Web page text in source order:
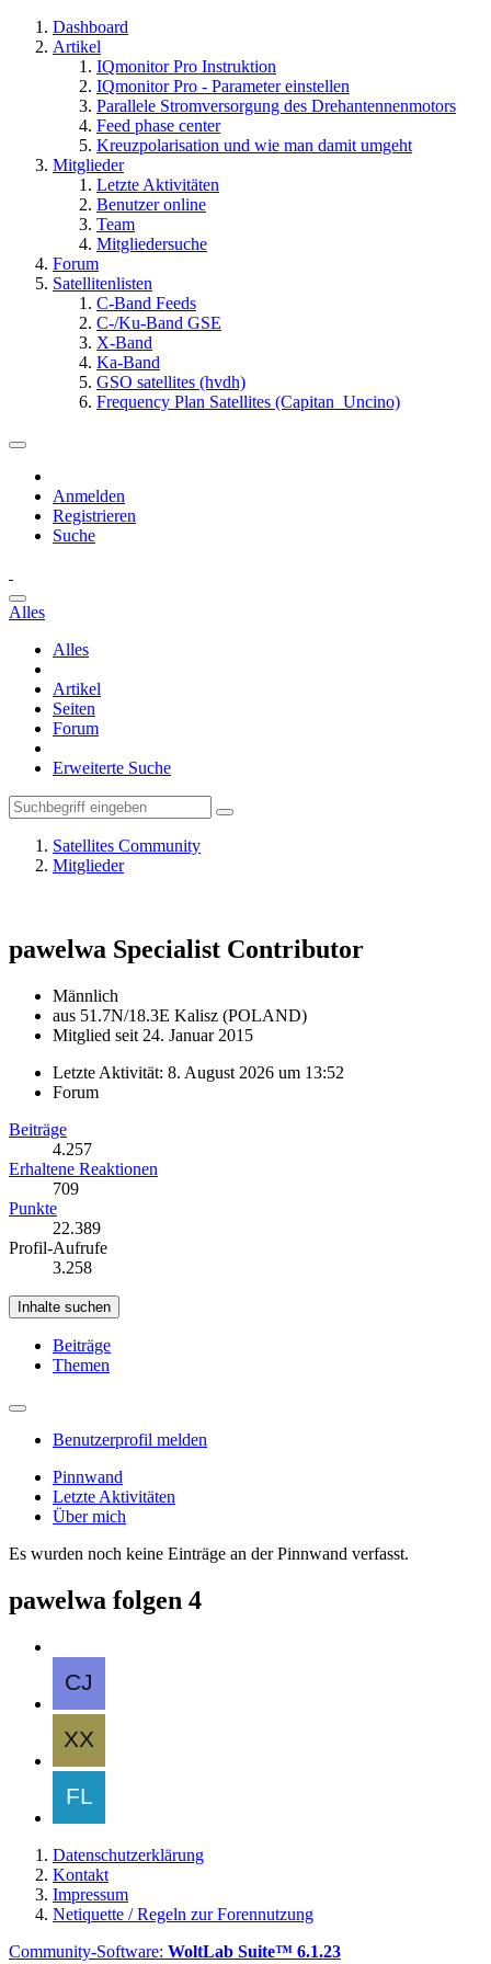
Dashboard
Artikel
IQmonitor Pro Instruktion
IQmonitor Pro - Parameter einstellen
Parallele Stromversorgung des Drehantennenmotors
Feed phase center
Kreuzpolarisation und wie man damit umgeht
Mitglieder
Letzte Aktivitäten
Benutzer online
Team
Mitgliedersuche
Forum
Satellitenlisten
C-Band Feeds
C-/Ku-Band GSE
X-Band
Ka-Band
GSO satellites (hvdh)
Frequency Plan Satellites (Capitan_Uncino)
Anmelden
Registrieren
Suche
Alles
Alles
Artikel
Seiten
Forum
Erweiterte Suche
Satellites Community
Mitglieder
pawelwa Specialist Contributor
Männlich
aus 51.7N/18.3E Kalisz (POLAND)
Mitglied seit 24. Januar 2015
Letzte Aktivität: 8. August 2026 um 13:52
Forum
Beiträge
4.257
Erhaltene Reaktionen
709
Punkte
22.389
Profil-Aufrufe
3.258
Inhalte suchen
Beiträge
Themen
Benutzerprofil melden
Pinnwand
Letzte Aktivitäten
Über mich
Es wurden noch keine Einträge an der Pinnwand verfasst.
pawelwa folgen 4
Datenschutzerklärung
Kontakt
Impressum
Netiquette / Regeln zur Forennutzung
Community-Software: WoltLab Suite™ 6.1.23